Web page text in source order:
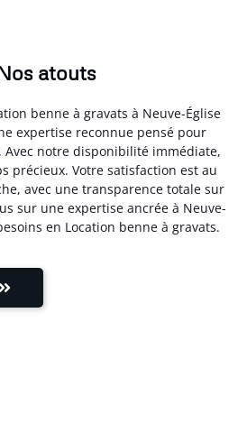
atouts
benne à gravats à Neuve-Église
expertise reconnue pensé pour
Avec notre disponibilité immédiate,
précieux. Votre satisfaction est au
avec une transparence totale sur
sur une expertise ancrée à Neuve-
en Location benne à gravats.